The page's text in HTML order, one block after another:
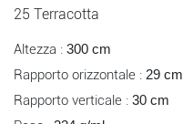
25 Terracotta
Altezza : 300 cm
Rapporto orizzontale : 29 cm
Rapporto verticale : 30 cm